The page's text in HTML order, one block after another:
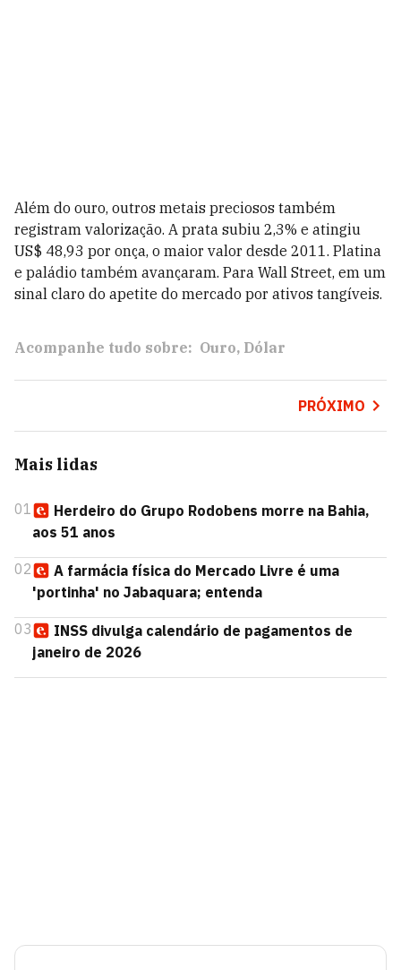
Além do ouro, outros metais preciosos também
registram valorização. A prata subiu 2,3% e atingiu
US$ 48,93 por onça, o maior valor desde 2011. Platina
e paládio também avançaram. Para Wall Street, em um
sinal claro do apetite do mercado por ativos tangíveis.
Acompanhe tudo sobre: Ouro Dólar
PRÓXIMO
Mais lidas
01
Herdeiro do Grupo Rodobens morre na Bahia,
aos 51 anos
02
A farmácia física do Mercado Livre é uma
'portinha' no Jabaquara; entenda
03
INSS divulga calendário de pagamentos de
janeiro de 2026